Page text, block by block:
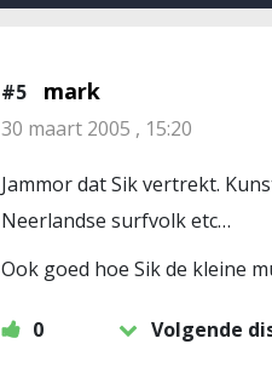
#5 mark
30 maart 2005 , 15:20
Jammor dat Sik vertrekt.
Neerlandse surfvolk etc…
Ook goed hoe Sik de kleine
0 Volgende